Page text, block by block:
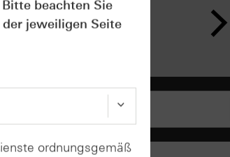
beachten Sie
der jeweiligen Seite
ordnungsgemäß